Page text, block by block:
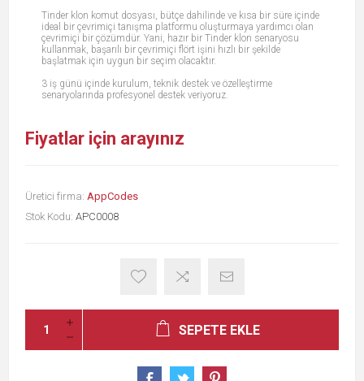
Tinder klon komut dosyası, bütçe dahilinde ve kısa bir süre içinde
ideal bir çevrimiçi tanışma platformu oluşturmaya yardımcı olan
çevrimiçi bir çözümdür. Yani, hazır bir Tinder klon senaryosu
kullanmak, başarılı bir çevrimiçi flört işini hızlı bir şekilde
başlatmak için uygun bir seçim olacaktır.
3 iş günü içinde kurulum, teknik destek ve özelleştirme
senaryolarında profesyonel destek veriyoruz.
Fiyatlar için arayınız
Üretici firma: AppCodes
Stok Kodu: APC0008
SEPETE EKLE